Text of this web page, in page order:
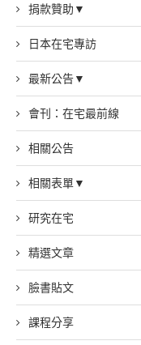
捐款贊助▼
日本在宅專訪
最新公告▼
會刊：在宅最前線
相關公告
相關表單▼
研究在宅
精選文章
臉書貼文
課程分享